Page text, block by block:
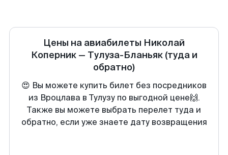
Цены на авиабилеты Николай
Коперник— Тулуза-Бланьяк (туда и
обратно)
😍 Вы можете купить билет без посредников
из Вроцлава в Тулузу по выгодной цене🙌.
Также вы можете выбрать перелет туда и
обратно, если уже знаете дату возвращения